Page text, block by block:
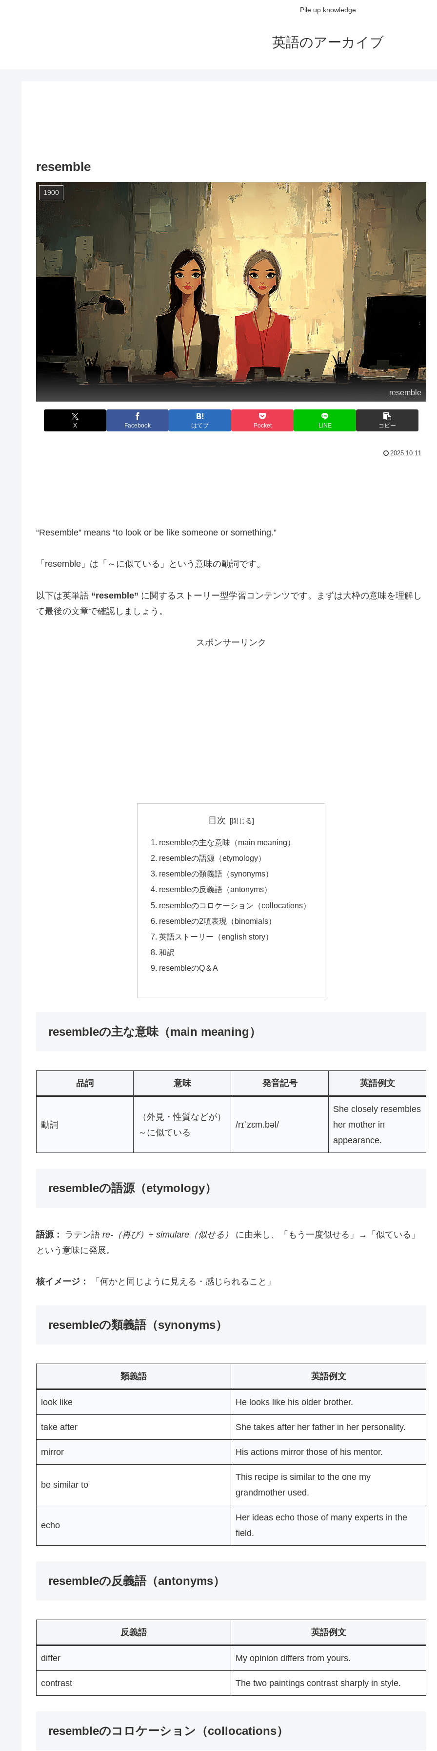
Pile up knowledge
英語のアーカイブ
resemble
1900
resemble
X Facebook はてブ Pocket LINE コピー
2025.10.11
“Resemble” means “to look or be like someone or something.”
「resemble」は「～に似ている」という意味の動詞です。
以下は英単語 “resemble” に関するストーリー型学習コンテンツです。まずは大枠の意味を理解し
て最後の文章で確認しましょう。
スポンサーリンク
目次
resembleの主な意味（main meaning）
resembleの語源（etymology）
resembleの類義語（synonyms）
resembleの反義語（antonyms）
resembleのコロケーション（collocations）
resembleの2項表現（binomials）
英語ストーリー（english story）
和訳
resembleのQ＆A
resembleの主な意味（main meaning）
品詞 意味 発音記号 英語例文
動詞
（外見・性質などが）
～に似ている
/rɪˈzɛm.bəl/
She closely resembles
her mother in
appearance.
resembleの語源（etymology）
語源： ラテン語 re-（再び）+ simulare（似せる）
に由来し、「もう一度似せる」→「似ている」
という意味に発展。
核イメージ： 「何かと同じように見える・感じられること」
resembleの類義語（synonyms）
類義語 英語例文
look like He looks like his older brother.
take after She takes after her father in her personality.
mirror His actions mirror those of his mentor.
be similar to
This recipe is similar to the one my
grandmother used.
echo
Her ideas echo those of many experts in the
field.
resembleの反義語（antonyms）
反義語 英語例文
differ My opinion differs from yours.
contrast The two paintings contrast sharply in style.
resembleのコロケーション（collocations）